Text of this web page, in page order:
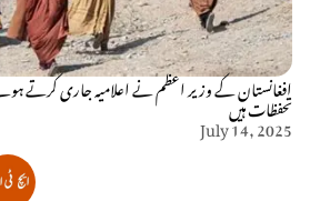
افغانستان کے وزیر اعظم نے اعلامیہ جاری کرتے
تحفظات ہیں
July 14, 2025